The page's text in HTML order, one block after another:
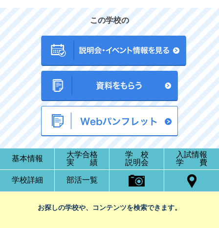
この学校の
基本情報
大学合格
実 績
学 校
説明会
入試情報
学 費
学校詳細 部活一覧
お探しの学校や、コンテンツを検索できます。